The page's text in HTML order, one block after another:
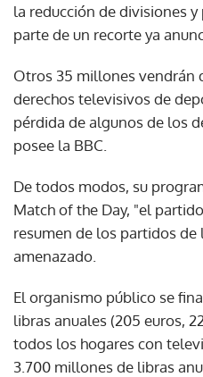
la reducción de divisiones
parte de un recorte ya
Otros 35 millones vendrán
derechos televisivos de
pérdida de algunos de los
posee la BBC.
De todos modos, su
Match of the Day, "el
resumen de los partidos de
amenazado.
El organismo público se
libras anuales (205 euros,
todos los hogares con
3.700 millones de libras